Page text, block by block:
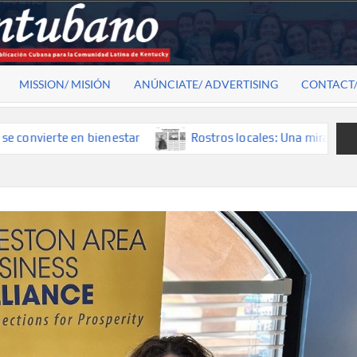
MISSION/ MISIÓN ANÚNCIATE/ ADVERTISING
Rostros locales: Una mirada que construye